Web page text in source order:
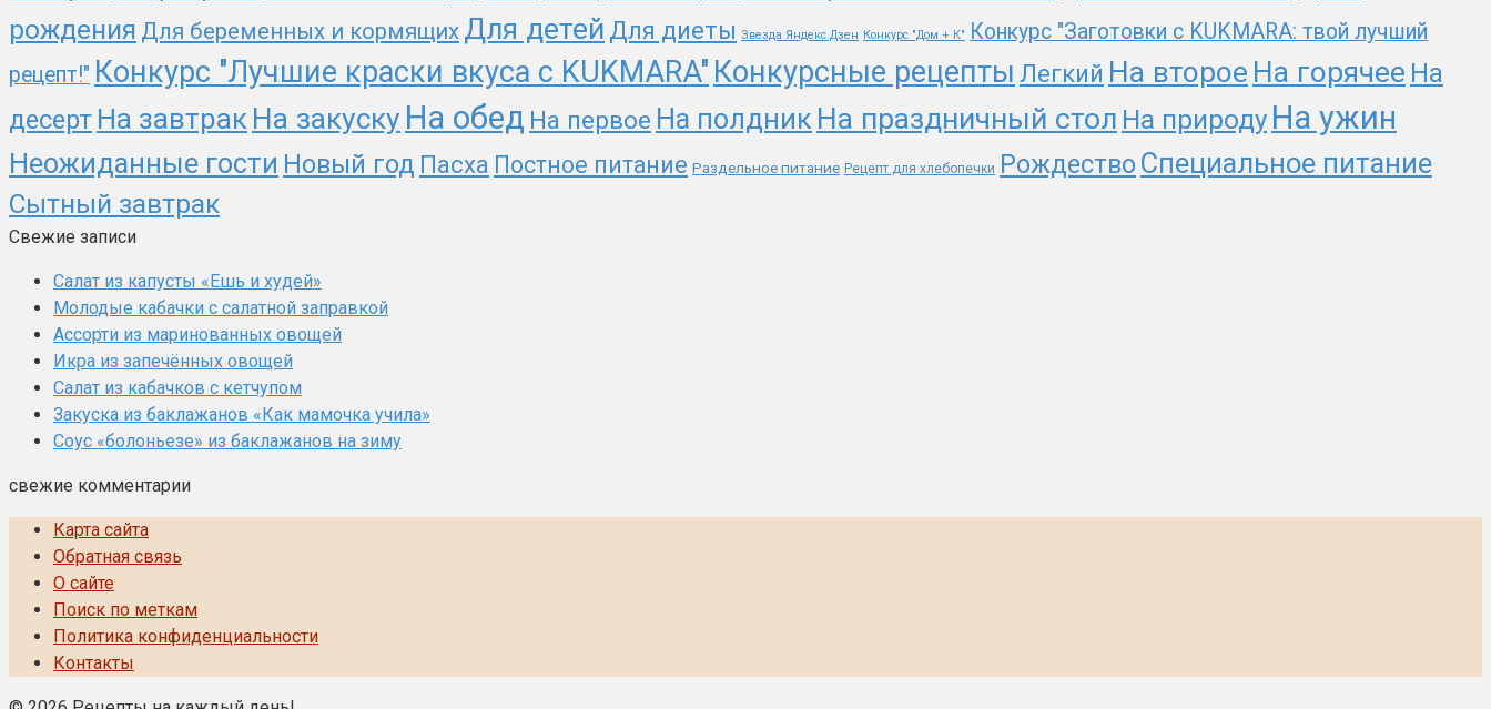
рождения Для беременных и кормящих Для детей Для диеты Звезда Яндекс.Дзен Конкурс "Дом + К"
Конкурс "Заготовки с KUKMARA: твой лучший
рецепт!" Конкурс "Лучшие краски вкуса с KUKMARA" Конкурсные рецепты Легкий На второе На горячее На
десерт На завтрак На закуску На обед На первое На полдник На праздничный стол На природу На ужин
Неожиданные гости Новый год Пасха Постное питание Раздельное питание Рецепт для хлебопечки Рождество Специальное питание
Сытный завтрак
Свежие записи
Салат из капусты «Ешь и худей»
Молодые кабачки с салатной заправкой
Ассорти из маринованных овощей
Икра из запечённых овощей
Салат из кабачков с кетчупом
Закуска из баклажанов «Как мамочка учила»
Соус «болоньезе» из баклажанов на зиму
свежие комментарии
Карта сайта
Обратная связь
О сайте
Поиск по меткам
Политика конфиденциальности
Контакты